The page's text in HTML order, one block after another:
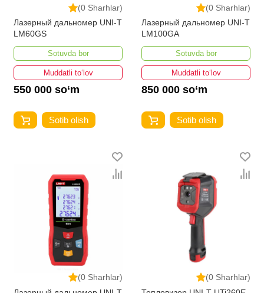
(0 Sharhlar)
Лазерный дальномер UNI-T
LM60GS
Sotuvda bor
Muddatli to‘lov
550 000 so‘m
Sotib olish
(0 Sharhlar)
Лазерный дальномер UNI-T
LM100GA
Sotuvda bor
Muddatli to‘lov
850 000 so‘m
Sotib olish
(0 Sharhlar)
(0 Sharhlar)